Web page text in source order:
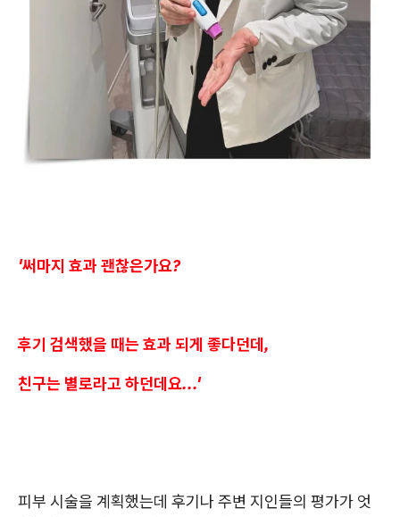
'써마지 효과 괜찮은가요?
후기 검색했을 때는 효과 되게 좋다던데,
친구는 별로라고 하던데요...'
피부 시술을 계획했는데 후기나 주변 지인들의 평가가 엇